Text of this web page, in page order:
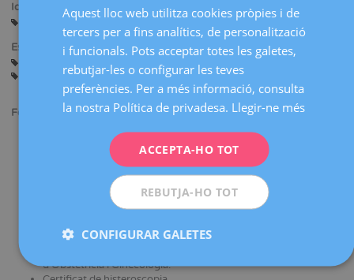
Idiomes:
Anglès
Especialitats:
Assessorament abans de l'Embaràs
Embaràs i Part
Ginecologia General
Formació acadèmica:
Llicenciada en Medicina i Cirurgia en la Universitat de Medicina
i Farmàcia "Victor Babes", Timisoara-Romania.
Especialista en Ginecologia i Obstetrícia en la Clínica
d'Obstetrícia i Ginecologia Bega, Timisoara.
Curs d'Expert Universitari en Patologia Materna i Obstètrica,
Universitat de Barcelona.
Vall d’Hebron.
d'Obstetrícia i Ginecologia.
SPANISH
CATALÀ
FRENCH
Aquest lloc web utilitza cookies pròpies i de
tercers per a fins analítics, de personalització
i funcionals. Pots acceptar totes les galetes,
rebutjar-les o configurar les teves
preferències. Per a més informació, consulta
la nostra Política de privadesa. Llegir-ne més
ACCEPTA-HO TOT
REBUTJA-HO TOT
CONFIGURAR GALETES